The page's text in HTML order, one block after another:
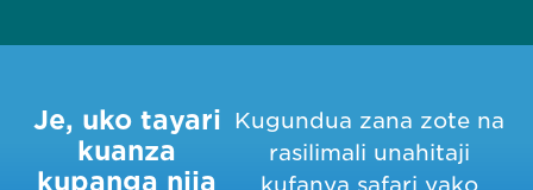
Je, uko tayari
kuanza
kupanga njia
Kugundua zana zote na
rasilimali unahitaji
kufanya safari yako